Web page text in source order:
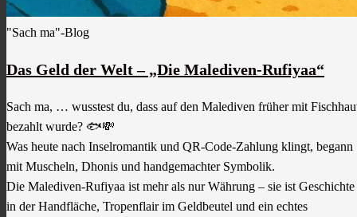
"Sach ma"-Blog
Das Geld der Welt – „Die Malediven-Rufiyaa“
Sach ma, … wusstest du, dass auf den Malediven früher mit
bezahlt wurde? 🐟💸
Was heute nach Inselromantik und QR-Code-Zahlung klingt, begann
mit Muscheln, Dhonis und handgemachter Symbolik.
Die Malediven-Rufiyaa ist mehr als nur Währung – sie ist Geschichte
in der Handfläche, Tropenflair im Geldbeutel und ein echtes